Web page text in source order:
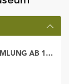
ALBERTINUM UND SKULPTURENSAMMLUNG AB 1800